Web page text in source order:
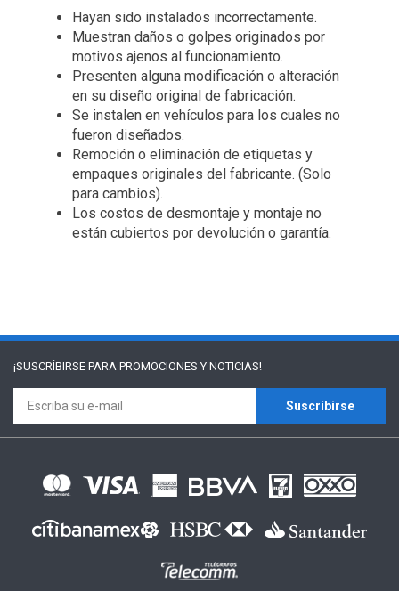
Hayan sido instalados incorrectamente.
Muestran daños o golpes originados por
motivos ajenos al funcionamiento.
Presenten alguna modificación o alteración
en su diseño original de fabricación.
Se instalen en vehículos para los cuales no
fueron diseñados.
Remoción o eliminación de etiquetas y
empaques originales del fabricante. (Solo
para cambios).
Los costos de desmontaje y montaje no
están cubiertos por devolución o garantía.
¡SUSCRÍBIRSE PARA PROMOCIONES Y NOTICIAS!
Suscríbirse